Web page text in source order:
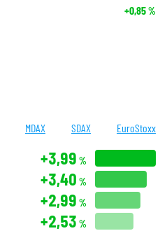
+0,85%
MDAX SDAX EuroStoxx
+3,99 %
+3,40 %
+2,99 %
+2,53 %